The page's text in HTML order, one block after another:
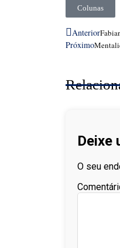
Colunas
Anterior
Próximo
Deixe
O seu